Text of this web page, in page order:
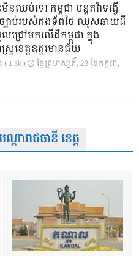
មិនឈប់ទេ! កម្ពុជា បន្តតវ៉ាទង្វើ
បាប់របស់កងទ័ពថៃ ឈូសឆាយដី
ចូលជ្រៅមកលើដីកម្ពុជា ក្នុង
រខេត្តឧត្តរមានជ័យ
( 1.3k )
ថ្ងៃ​ព្រហស្បតិ៍, 23 ខែ​កក្កដា,
រាជធានី ខេត្ត